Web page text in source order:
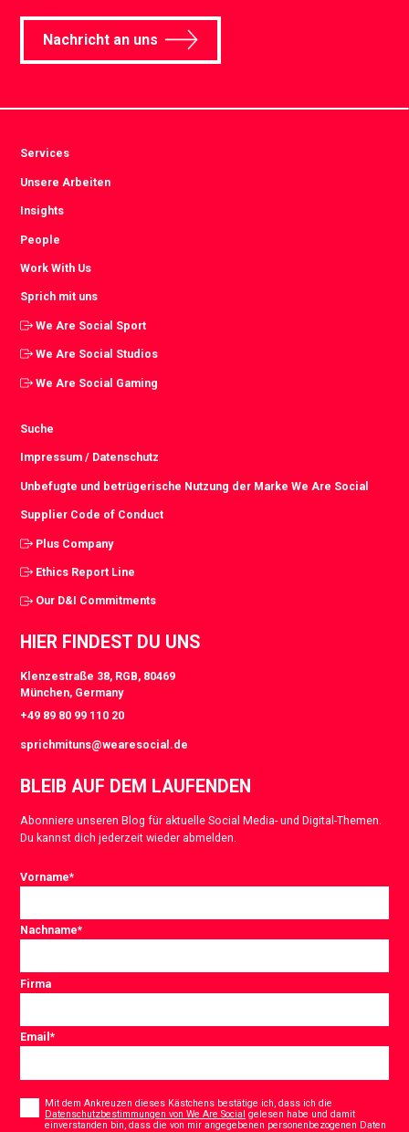
Nachricht an uns
Services
Unsere Arbeiten
Insights
People
Work With Us
Sprich mit uns
We Are Social Sport
We Are Social Studios
We Are Social Gaming
Suche
Impressum / Datenschutz
Unbefugte und betrügerische Nutzung der Marke We Are Social
Supplier Code of Conduct
Plus Company
Ethics Report Line
Our D&I Commitments
HIER FINDEST DU UNS
Klenzestraße 38, RGB, 80469
München, Germany
+49 89 80 99 110 20
sprichmituns@wearesocial.de
BLEIB AUF DEM LAUFENDEN
Abonniere unseren Blog für aktuelle Social Media- und Digital-Themen.
Du kannst dich jederzeit wieder abmelden.
Vorname*
Nachname*
Firma
Email*
Consent
Mit dem Ankreuzen dieses Kästchens bestätige ich, dass ich die
Datenschutzbestimmungen von We Are Social gelesen habe und damit
einverstanden bin, dass die von mir angegebenen personenbezogenen Daten